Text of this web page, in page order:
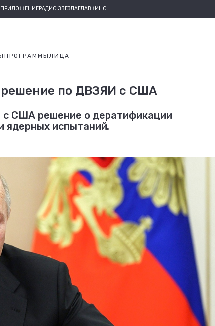
ПРИЛОЖЕНИЕРАДИО ЗВЕЗДАГЛАВКИНО
ПРОГРАММЫ ЛИЦА
решение по ДВЗЯИ с США
с США решение о дератификации
ядерных испытаний.